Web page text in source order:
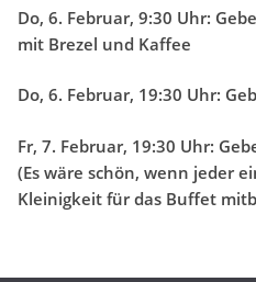
Do, 6. Februar, 9:30 Uhr:
mit Brezel und Kaffee
Do, 6. Februar, 19:30 Uhr:
Fr, 7. Februar, 19:30 Uhr:
(Es wäre schön, wenn jeder
Kleinigkeit für das Buffet